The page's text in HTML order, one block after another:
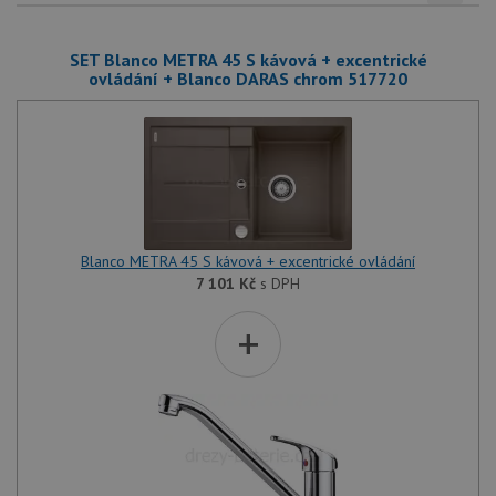
SET Blanco METRA 45 S kávová + excentrické
ovládání + Blanco DARAS chrom 517720
Blanco METRA 45 S kávová + excentrické ovládání
7 101 Kč s DPH
+